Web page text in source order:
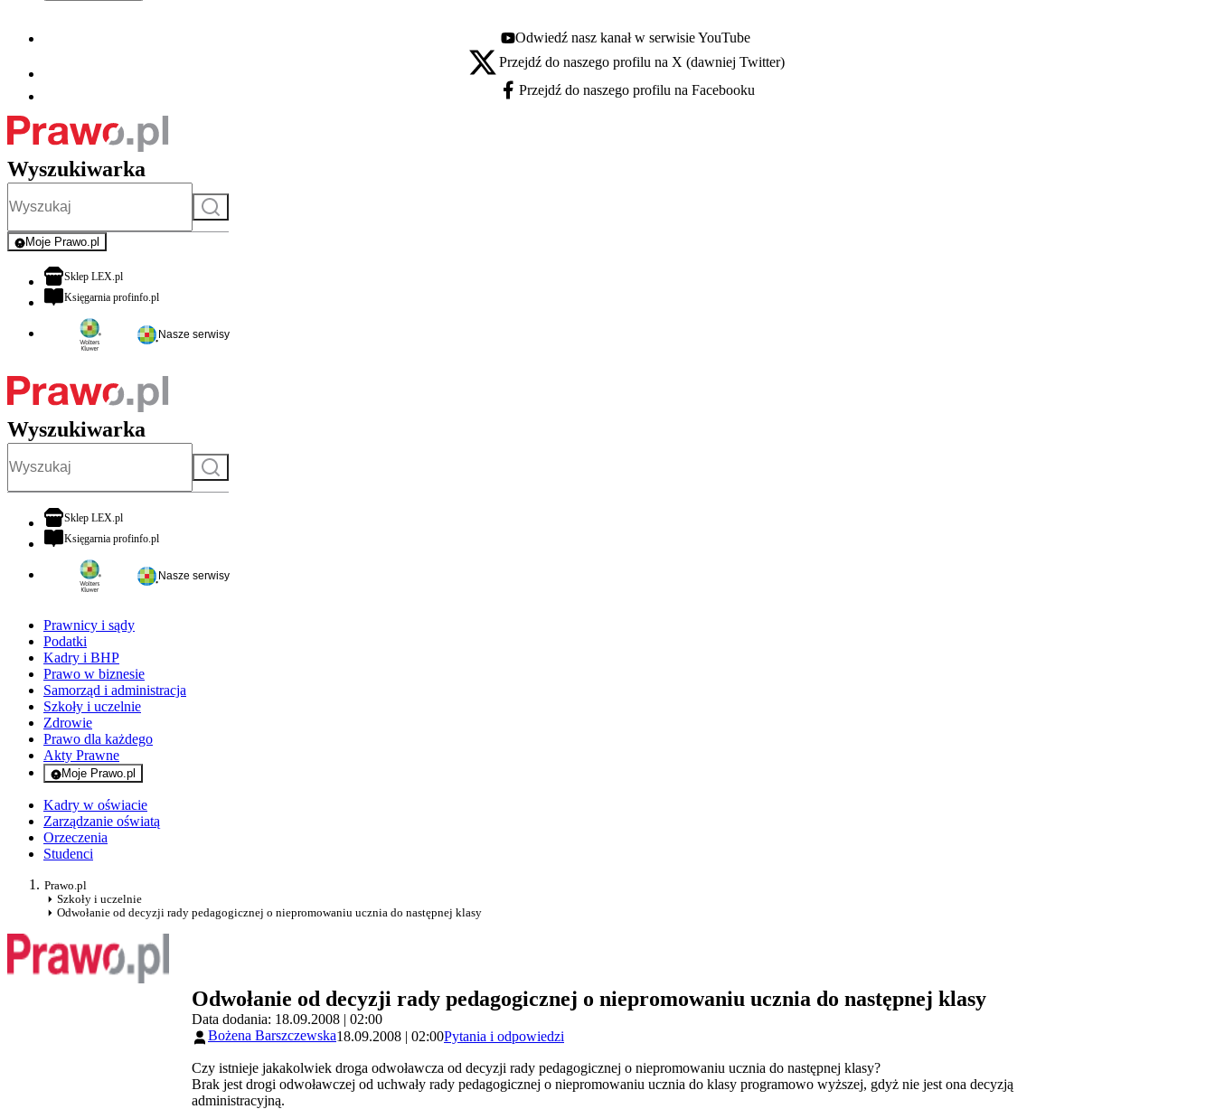
Youtube - otwiera się w nowej karcie
Odwiedź nasz kanał w serwisie YouTube
X - otwiera się w nowej karcie
Przejdź do naszego profilu na X (dawniej Twitter)
Facebook - otwiera się w nowej karcie
Przejdź do naszego profilu na Facebooku
Wyszukiwarka
Szukaj
Moje Prawo.pl
- rejestracja i logowanie do serwisu
Sklep LEX.plotwiera się w nowej karcie
Księgarnia profinfo.plotwiera się w nowej karcie
Nasze serwisy
Wyszukiwarka
Szukaj
Sklep LEX.plotwiera się w nowej karcie
Księgarnia profinfo.plotwiera się w nowej karcie
Nasze serwisy
Prawnicy i sądy
Podatki
Kadry i BHP
Prawo w biznesie
Samorząd i administracja
Szkoły i uczelnie
Zdrowie
Prawo dla każdego
Akty Prawne
Moje Prawo.pl
- rejestracja i logowanie do serwisu
Kadry w oświacie
Zarządzanie oświatą
Orzeczenia
Studenci
Prawo.pl
Szkoły i uczelnie
Odwołanie od decyzji rady pedagogicznej o niepromowaniu ucznia do następnej klasy
Odwołanie od decyzji rady pedagogicznej o niepromowaniu ucznia do następnej klasy
Data dodania: 18.09.2008 | 02:00
Bożena Barszczewska18.09.2008 | 02:00Pytania i odpowiedzi
Czy istnieje jakakolwiek droga odwoławcza od decyzji rady pedagogicznej o niepromowaniu ucznia do następnej klasy?
Brak jest drogi odwoławczej od uchwały rady pedagogicznej o niepromowaniu ucznia do klasy programowo wyższej, gdyż nie jest ona decyzją
administracyjną.